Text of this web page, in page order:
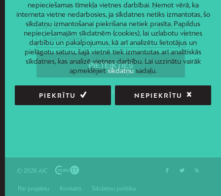
© 2026 AIC
Par projektu Kontakti Sīkdatņu politika
nepieciešamas tīmekļa vietnes darbībai. Ņemot vērā, ka
interneta vietne nedarbosies, ja sīkdatnes netiks izmantotas, šo
sīkdatņu izmantošanai piekrišana netiek prasīta. Papildus
nepieciešamajām sīkdatnēm (cookies), lai uzlabotu vietnes
darbību un pakalpojumus, kā arī analizētu lietotājus un
pielāgotu saturu, šajā vietnē tiek izmantotas arī analītiskās
sīkdatnes, kas analizē vietnes darbību. Lai uzzinātu vairāk
apmeklējietsīkdatņusadaļu.
PIEKRĪTU NEPIEKRĪTU